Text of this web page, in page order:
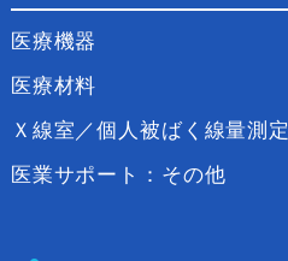
医療機器
医療材料
Ｘ線室／個人被ばく線量測定
医業サポート：その他